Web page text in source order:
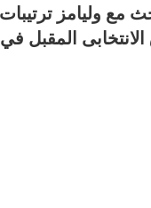
مع وليامز
المقبل في